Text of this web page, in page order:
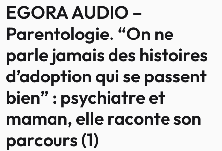
EGORA AUDIO –
Parentologie. “On ne
parle jamais des histoires
d’adoption qui se passent
bien” : psychiatre et
maman, elle raconte son
parcours (1)